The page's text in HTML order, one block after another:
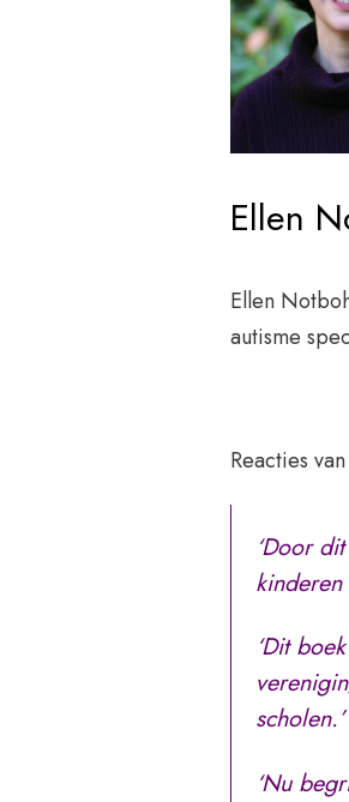
Ellen
Ellen
autisme
Reacties
‘Door
‘Dit
scholen.’
‘Nu